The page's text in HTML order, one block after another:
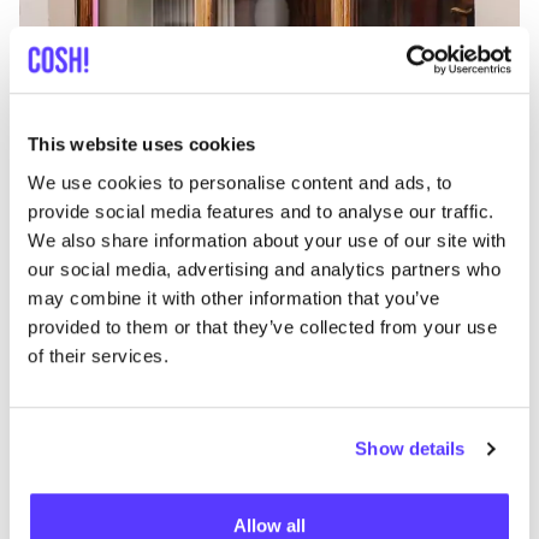
This website uses cookies
We use cookies to personalise content and ads, to
provide social media features and to analyse our traffic.
We also share information about your use of our site with
our social media, advertising and analytics partners who
may combine it with other information that you’ve
provided to them or that they’ve collected from your use
of their services.
Show details
Allow all
Zur Route hinzufügen
List